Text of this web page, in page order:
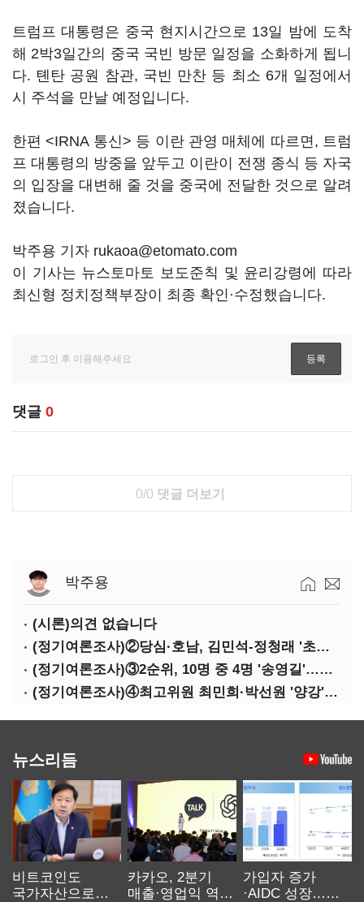
트럼프 대통령은 중국 현지시간으로 13일 밤에 도착
해 2박3일간의 중국 국빈 방문 일정을 소화하게 됩니
다. 톈탄 공원 참관, 국빈 만찬 등 최소 6개 일정에서
시 주석을 만날 예정입니다.
한편 <IRNA 통신> 등 이란 관영 매체에 따르면, 트럼
프 대통령의 방중을 앞두고 이란이 전쟁 종식 등 자국
의 입장을 대변해 줄 것을 중국에 전달한 것으로 알려
졌습니다.
박주용 기자 rukaoa@etomato.com
이 기사는 뉴스토마토 보도준칙 및 윤리강령에 따라
최신형 정치정책부장이 최종 확인·수정했습니다.
댓글 0
0/0 댓글 더보기
박주용
(시론)의견 없습니다
(정기여론조사)②당심·호남, 김민석-정청래 '초접전'
(정기여론조사)③2순위, 10명 중 4명 '송영길'…정청래 '한 자릿수'
(정기여론조사)④최고위원 최민희·박선원 '양강'…서미화·이성윤·임미애 뒤이어
뉴스리듬
비트코인도
국가자산으로…'
카카오, 2분기
매출·영업익 역대
가입자 증가
·AIDC 성장…